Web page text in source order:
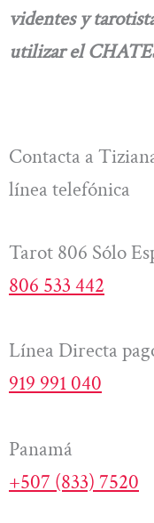
videntes y
utilizar el
Contacta a
línea telefónica
Tarot 806 Sólo
806 533 442
Línea Directa
919 991 040
Panamá
+507 (833) 7520